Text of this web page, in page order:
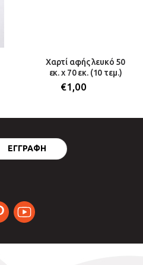
Χαρτί αφής λευκό 50
εκ. x 70 εκ. (10 τεμ.)
€1,00